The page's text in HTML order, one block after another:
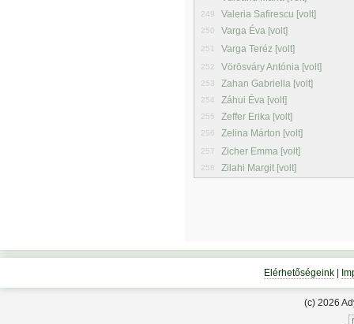
249 Valeria Safirescu [volt]
250 Varga Éva [volt]
251 Varga Teréz [volt]
252 Vörösváry Antónia [volt]
253 Zahan Gabriella [volt]
254 Záhui Éva [volt]
255 Zeffer Erika [volt]
256 Zelina Márton [volt]
257 Zicher Emma [volt]
258 Zilahi Margit [volt]
Elérhetőségeink|
(c) 2026